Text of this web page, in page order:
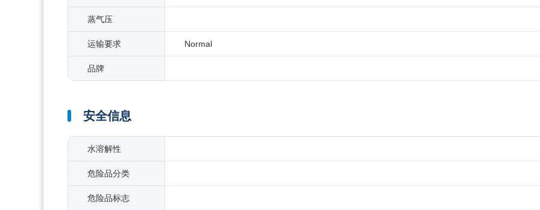
蒸气压
运输要求 Normal
品牌
安全信息
水溶解性
危险品分类
危险品标志